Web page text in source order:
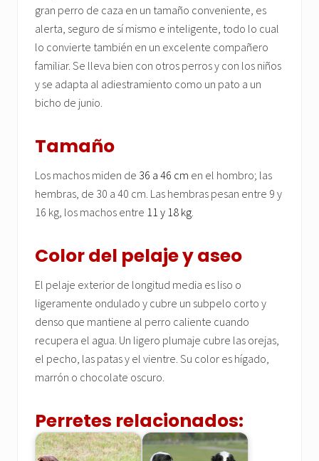
gran perro de caza en un tamaño conveniente, es
alerta, seguro de sí mismo e inteligente, todo lo cual
lo convierte también en un excelente compañero
familiar. Se lleva bien con otros perros y con los niños
y se adapta al adiestramiento como un pato a un
bicho de junio.
Tamaño
Los machos miden de 36 a 46 cm en el hombro; las
hembras, de 30 a 40 cm. Las hembras pesan entre 9 y
16 kg, los machos entre 11 y 18 kg
Color del pelaje y aseo
El pelaje exterior de longitud media es liso o
ligeramente ondulado y cubre un subpelo corto y
denso que mantiene al perro caliente cuando
recupera el agua. Un ligero plumaje cubre las orejas,
el pecho, las patas y el vientre. Su color es hígado,
marrón o chocolate oscuro.
Perretes relacionados: